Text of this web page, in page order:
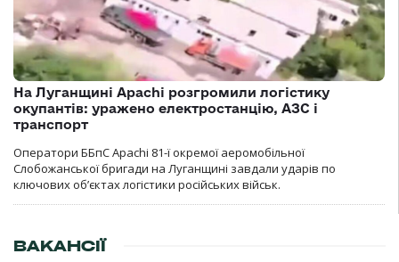
На Луганщині Apachi розгромили логістику
окупантів: уражено електростанцію, АЗС і
транспорт
Оператори ББпС Apachi 81-ї окремої аеромобільної
Слобожанської бригади на Луганщині завдали ударів по
ключових об’єктах логістики російських військ.
ВАКАНСІЇ